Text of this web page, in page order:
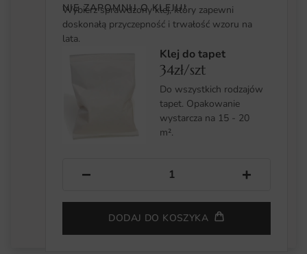
NIE ZAPOMNIJ O KLEJU!
Wybierz sprawdzony klej, który zapewni
doskonałą przyczepność i trwałość wzoru na
lata.
Klej do tapet
34zł/szt
Do wszystkich rodzajów
tapet. Opakowanie
wystarcza na 15 - 20
m².
− +
DODAJ DO KOSZYKA